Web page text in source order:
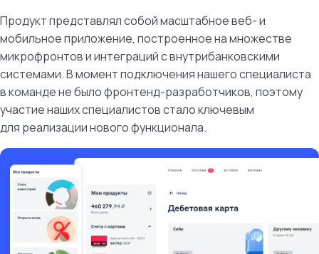
Продукт представлял собой масштабное веб- и
мобильное приложение, построенное на множестве
микрофронтов и интеграций с внутрибанковскими
системами. В момент подключения нашего специалиста
в команде не было фронтенд-разработчиков, поэтому
участие наших специалистов стало ключевым
для реализации нового функционала.